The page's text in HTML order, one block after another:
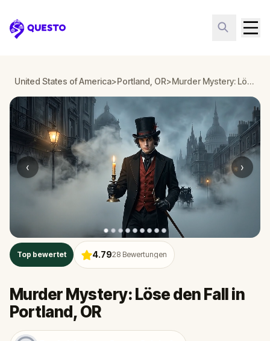
Questo
United States of America>Portland, OR> Murder Mystery: Löse den Fall in Portland, OR
‹ ›
Top bewertet 4.7928 Bewertungen
Murder Mystery: Löse den Fall in
Portland, OR